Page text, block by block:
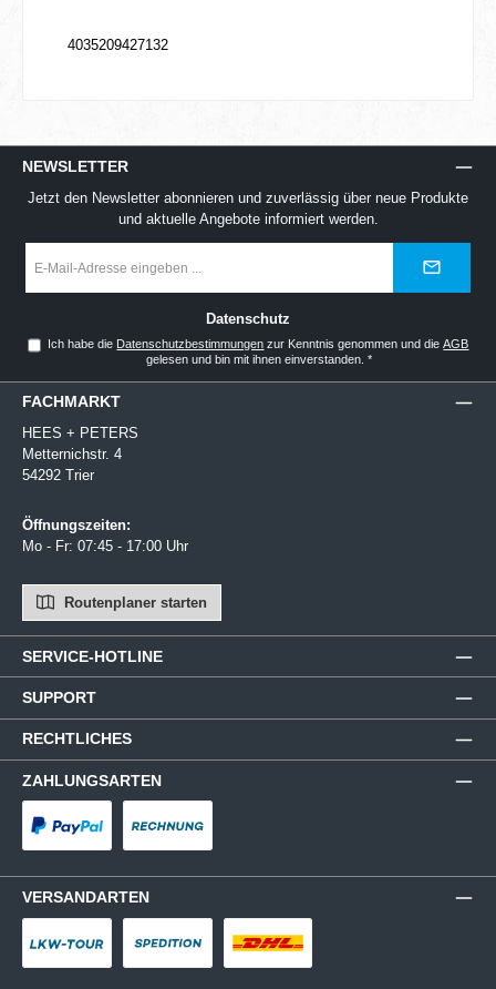
4035209427132
NEWSLETTER
Jetzt den Newsletter abonnieren und zuverlässig über neue Produkte
und aktuelle Angebote informiert werden.
Mail-
Datenschutz
Ich habe die Datenschutzbestimmungen zur Kenntnis genommen und dieAGB
gelesen und bin mit ihnen einverstanden. *
SERVICE-HOTLINE
SUPPORT
RECHTLICHES
ZAHLUNGSARTEN
VERSANDARTEN
FACHMARKT
HEES + PETERS
Metternichstr. 4
54292 Trier
Öffnungszeiten:
Mo - Fr: 07:45 - 17:00 Uhr
Routenplaner starten